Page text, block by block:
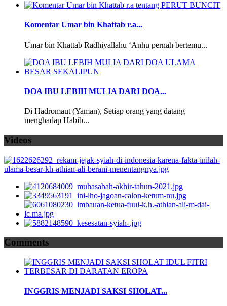
Komentar Umar bin Khattab r.a...
Umar bin Khattab Radhiyallahu ‘Anhu pernah bertemu...
DOA IBU LEBIH MULIA DARI DOA...
Di Hadromaut (Yaman), Setiap orang yang datang
menghadap Habib...
Videos
Comments
INGGRIS MENJADI SAKSI SHOLAT...